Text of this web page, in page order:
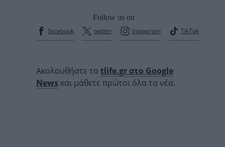
Follow us on
facebook
twitter Instagram TikTok
Ακολουθήστε το tlife.gr στο Google
News και μάθετε πρώτοι όλα τα νέα.